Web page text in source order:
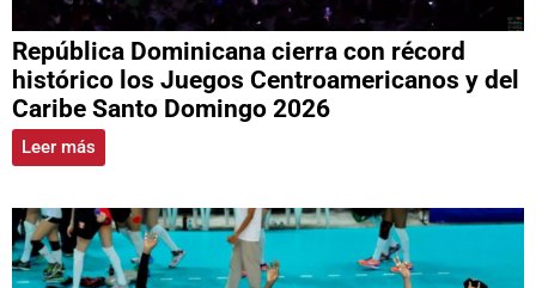
República Dominicana cierra con récord
histórico los Juegos Centroamericanos y del
Caribe Santo Domingo 2026
Leer más